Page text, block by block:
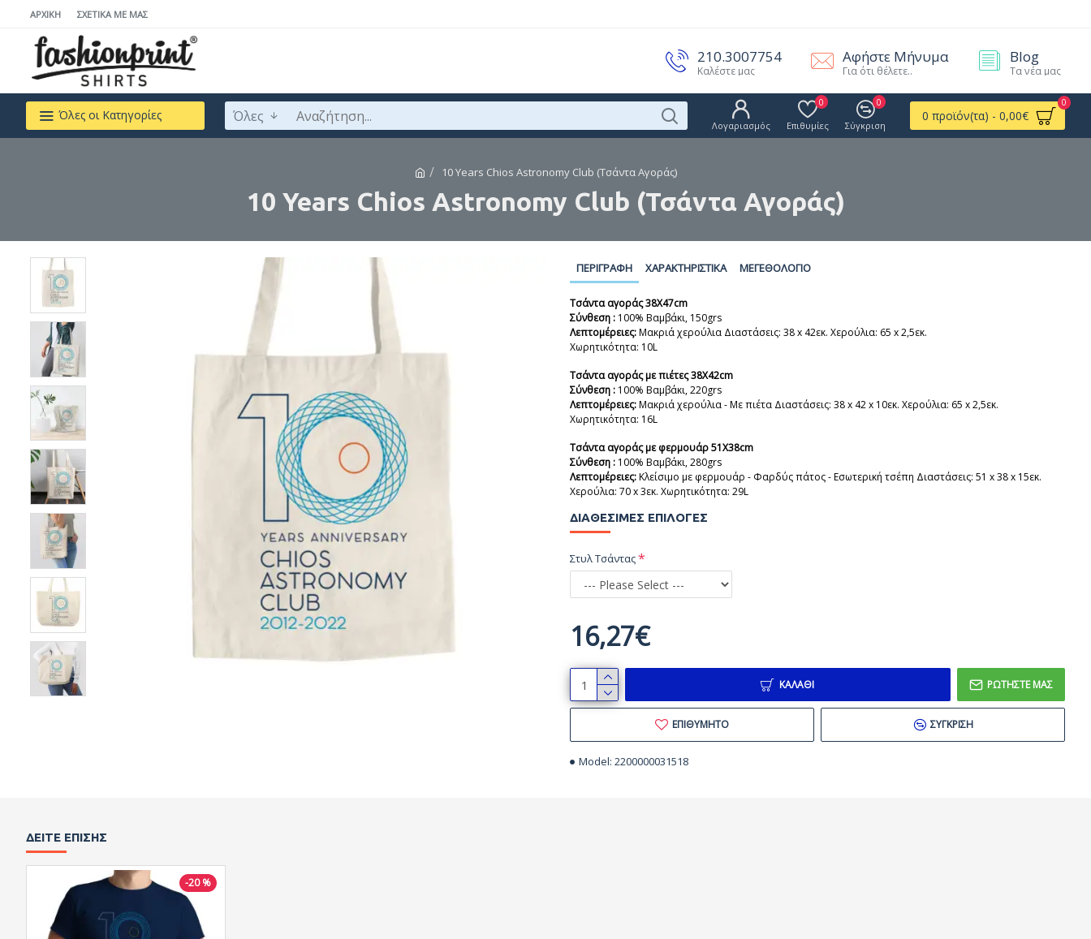
ΑΡΧΙΚΉ ΣΧΕΤΙΚΆ ΜΕ ΜΆΣ
210.3007754
Καλέστε μας
Αφήστε Μήνυμα
Για ότι θέλετε..
Blog
Τα νέα μας
Όλες οι Κατηγορίες Όλες
Λογαριασμός Επιθυμίες
0
Σύγκριση
0
0 προϊόν(τα) - 0,00€
0
10 Years Chios Astronomy Club (Τσάντα Αγοράς)
10 Years Chios Astronomy Club (Τσάντα Αγοράς)
ΠΕΡΙΓΡΑΦΉ ΧΑΡΑΚΤΗΡΙΣΤΙΚΆ ΜΕΓΕΘΟΛΌΓΙΟ
Τσάντα αγοράς 38Χ47cm
Σύνθεση : 100% Βαμβάκι, 150grs
Λεπτομέρειες:Μακριά χερούλια Διαστάσεις: 38 x 42εκ. Χερούλια: 65 x 2,5εκ.
Χωρητικότητα: 10L
Τσάντα αγοράς με πιέτες 38Χ42cm
Σύνθεση : 100% Βαμβάκι, 220grs
Λεπτομέρειες:Μακριά χερούλια - Με πιέτα Διαστάσεις: 38 x 42 x 10εκ. Χερούλια: 65 x 2,5εκ.
Χωρητικότητα: 16L
Τσάντα αγοράς με φερμουάρ 51Χ38cm
Σύνθεση : 100% Βαμβάκι, 280grs
Λεπτομέρειες:Κλείσιμο με φερμουάρ - Φαρδύς πάτος - Εσωτερική τσέπη Διαστάσεις: 51 x 38 x 15εκ.
Χερούλια: 70 x 3εκ. Χωρητικότητα: 29L
Model: 2200000031518
16,27€
ΔΙΑΘΈΣΙΜΕΣ ΕΠΙΛΟΓΈΣ
Στυλ Τσάντας
ΚΑΛΆΘΙ ΡΩΤΉΣΤΕ ΜΑΣ
ΕΠΙΘΥΜΗΤΌ ΣΎΓΚΡΙΣΗ
ΔΕΊΤΕ ΕΠΊΣΗΣ
-20 %